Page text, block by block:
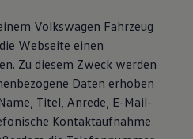
Volkswagen Fahrzeug
Webseite einen
Zu diesem Zweck werden
Daten erhoben
Titel, Anrede, E-Mail-
Kontaktaufnahme